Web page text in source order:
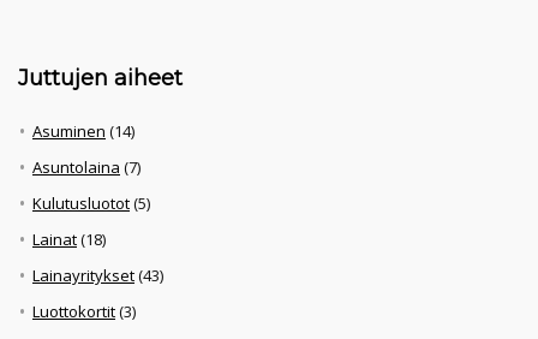
Juttujen aiheet
Asuminen (14)
Asuntolaina (7)
Kulutusluotot(5)
Lainat(18)
Lainayritykset(43)
Luottokortit(3)